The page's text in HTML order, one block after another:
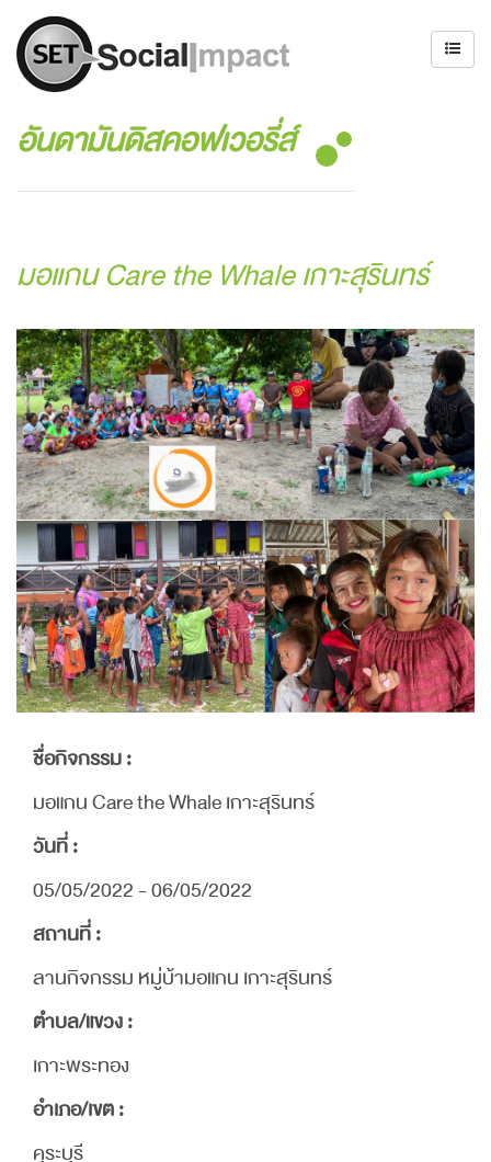
อันดามันดิสคอฟเวอรี่ส์
มอแกน Care the Whale เกาะสุรินทร์
ชื่อกิจกรรม :
มอแกน Care the Whale เกาะสุรินทร์
วันที่ :
05/05/2022 - 06/05/2022
สถานที่ :
ลานกิจกรรม หมู่บ้ามอแกน เกาะสุรินทร์
ตำบล/แขวง :
เกาะพระทอง
อำเภอ/เขต :
คุระบุรี